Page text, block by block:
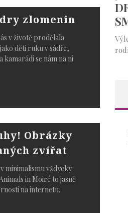
zlomenin
v životě prodělala
děti ruku v sádře,
kamarádi se nám na ni
Obrázky
zvířat
minimalismu vždycky
in Moiré to jasně
na internetu.